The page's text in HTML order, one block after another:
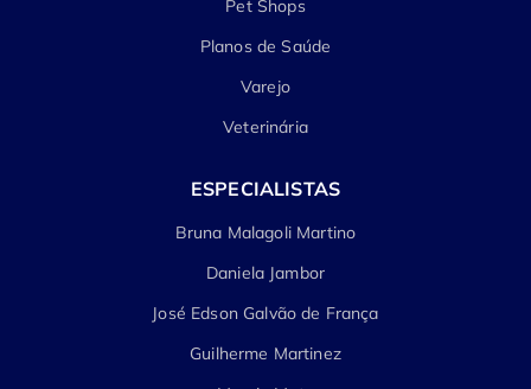
Pet Shops
Planos de Saúde
Varejo
Veterinária
ESPECIALISTAS
Bruna Malagoli Martino
Daniela Jambor
José Edson Galvão de França
Guilherme Martinez